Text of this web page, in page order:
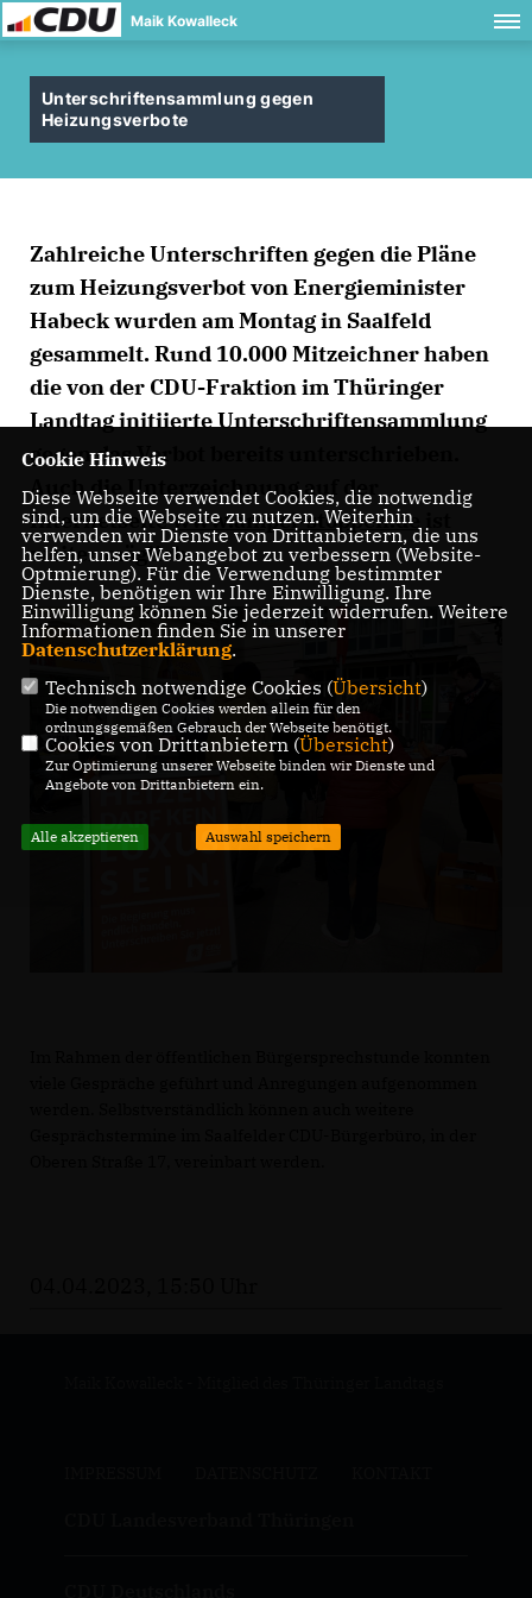
Maik Kowalleck
Unterschriftensammlung gegen
Heizungsverbote
Zahlreiche Unterschriften gegen die Pläne
zum Heizungsverbot von Energieminister
Habeck wurden am Montag in Saalfeld
gesammelt. Rund 10.000 Mitzeichner haben
die von der CDU-Fraktion im Thüringer
Landtag initiierte Unterschriftensammlung
gegen das Verbot bereits unterschrieben.
Auch die Unterzeichnung auf der
Internetseitewww.ampel-stoppen.de
weiter möglich.
Cookie Hinweis
Diese Webseite verwendet Cookies, die notwendig
sind, um die Webseite zu nutzen. Weiterhin
verwenden wir Dienste von Drittanbietern, die uns
helfen, unser Webangebot zu verbessern (Website-
Optmierung). Für die Verwendung bestimmter
Dienste, benötigen wir Ihre Einwilligung. Ihre
Einwilligung können Sie jederzeit widerrufen. Weitere
Informationen finden Sie in unserer
Datenschutzerklärung.
Technisch notwendige Cookies (Übersicht)
Die notwendigen Cookies werden allein für den
ordnungsgemäßen Gebrauch der Webseite benötigt.
Cookies von Drittanbietern (Übersicht)
Zur Optimierung unserer Webseite binden wir Dienste und
Angebote von Drittanbietern ein.
Alle akzeptieren Auswahl speichern